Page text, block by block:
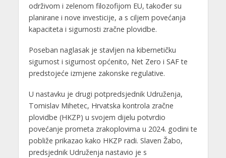
održivom i zelenom filozofijom EU, također su
planirane i nove investicije, a s ciljem povećanja
kapaciteta i sigurnosti zračne plovidbe.
Poseban naglasak je stavljen na kibernetičku
sigurnost i sigurnost općenito, Net Zero i SAF te
predstojeće izmjene zakonske regulative.
U nastavku je drugi potpredsjednik Udruženja,
Tomislav Mihetec, Hrvatska kontrola zračne
plovidbe (HKZP) u svojem dijelu potvrdio
povećanje prometa zrakoplovima u 2024. godini te
pobliže prikazao kako HKZP radi. Slaven Žabo,
predsjednik Udruženja nastavio je s